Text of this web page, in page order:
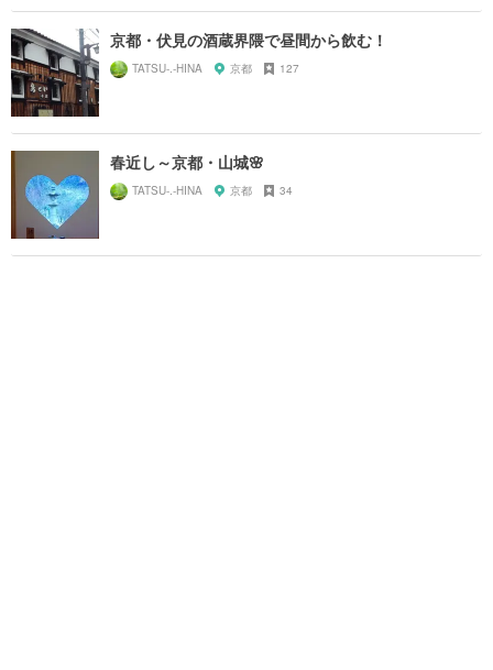
京都・伏見の酒蔵界隈で昼間から飲む！
TATSU-.-HINA 京都 127
春近し～京都・山城🌸
TATSU-.-HINA 京都 34